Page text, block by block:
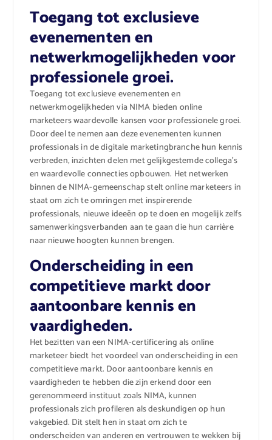
Toegang tot exclusieve
evenementen en
netwerkmogelijkheden voor
professionele groei.
Toegang tot exclusieve evenementen en
netwerkmogelijkheden via NIMA bieden online
marketeers waardevolle kansen voor professionele groei.
Door deel te nemen aan deze evenementen kunnen
professionals in de digitale marketingbranche hun kennis
verbreden, inzichten delen met gelijkgestemde collega’s
en waardevolle connecties opbouwen. Het netwerken
binnen de NIMA-gemeenschap stelt online marketeers in
staat om zich te omringen met inspirerende
professionals, nieuwe ideeën op te doen en mogelijk zelfs
samenwerkingsverbanden aan te gaan die hun carrière
naar nieuwe hoogten kunnen brengen.
Onderscheiding in een
competitieve markt door
aantoonbare kennis en
vaardigheden.
Het bezitten van een NIMA-certificering als online
marketeer biedt het voordeel van onderscheiding in een
competitieve markt. Door aantoonbare kennis en
vaardigheden te hebben die zijn erkend door een
gerenommeerd instituut zoals NIMA, kunnen
professionals zich profileren als deskundigen op hun
vakgebied. Dit stelt hen in staat om zich te
onderscheiden van anderen en vertrouwen te wekken bij